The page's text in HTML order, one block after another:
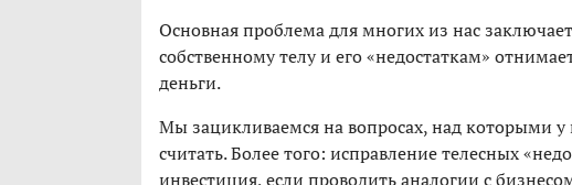
Основная проблема для многих из нас
собственному телу и его «недостаткам»
деньги.
Мы зацикливаемся на вопросах, над которыми
считать. Более того: исправление телесных
инвестиция, если проводить аналогии с